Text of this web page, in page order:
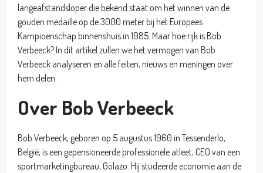
langeafstandsloper die bekend staat om het winnen van de
gouden medaille op de 3000 meter bij het Europees
Kampioenschap binnenshuis in 1985. Maar hoe rijk is Bob
Verbeeck? In dit artikel zullen we het vermogen van Bob
Verbeeck analyseren en alle feiten, nieuws en meningen over
hem delen.
Over Bob Verbeeck
Bob Verbeeck, geboren op 5 augustus 1960 in Tessenderlo,
België, is een gepensioneerde professionele atleet, CEO van een
sportmarketingbureau, Golazo. Hij studeerde economie aan de